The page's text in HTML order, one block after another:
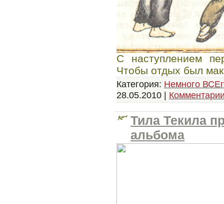
С наступлением
Чтобы отдых был
Категория: Немного
28.05.2010 |
Тила Текила
альбома